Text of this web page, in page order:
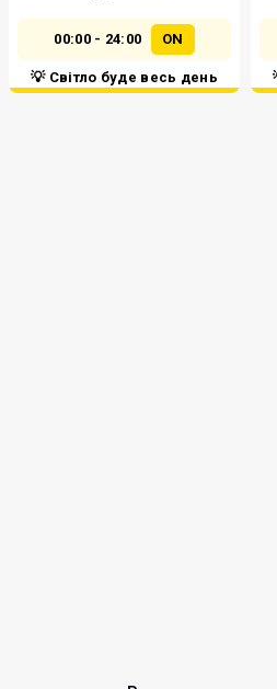
00:00 - 24:00 ON
💡 Світло буде весь день